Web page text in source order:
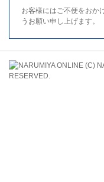
お客様にはご不便をおか
うお願い申し上げます。